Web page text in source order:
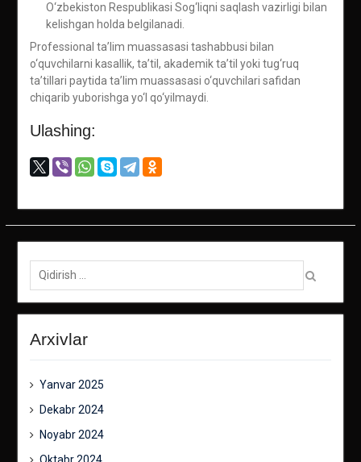
O‘zbekiston Respublikasi Sog‘liqni saqlash vazirligi bilan
kelishgan holda belgilanadi.
Professional ta’lim muassasasi tashabbusi bilan
o‘quvchilarni kasallik, ta’til, akademik ta’til yoki tug‘ruq
ta’tillari paytida ta’lim muassasasi o‘quvchilari safidan
chiqarib yuborishga yo‘l qo‘yilmaydi.
Ulashing:
Qidirish:
Arxivlar
Yanvar 2025
Dekabr 2024
Noyabr 2024